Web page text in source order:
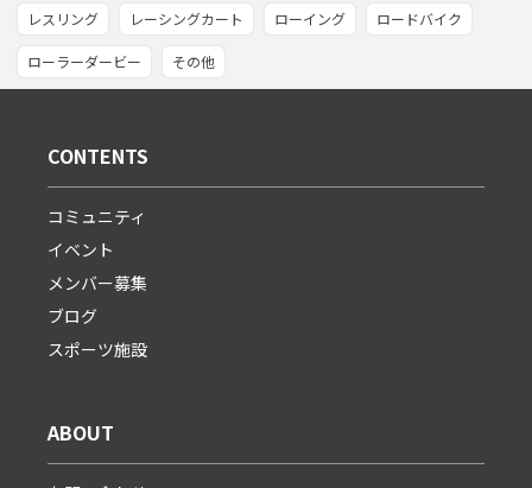
レスリング レーシングカート ローイング ロードバイク
ローラーダービー その他
CONTENTS
コミュニティ
イベント
メンバー募集
ブログ
スポーツ施設
ABOUT